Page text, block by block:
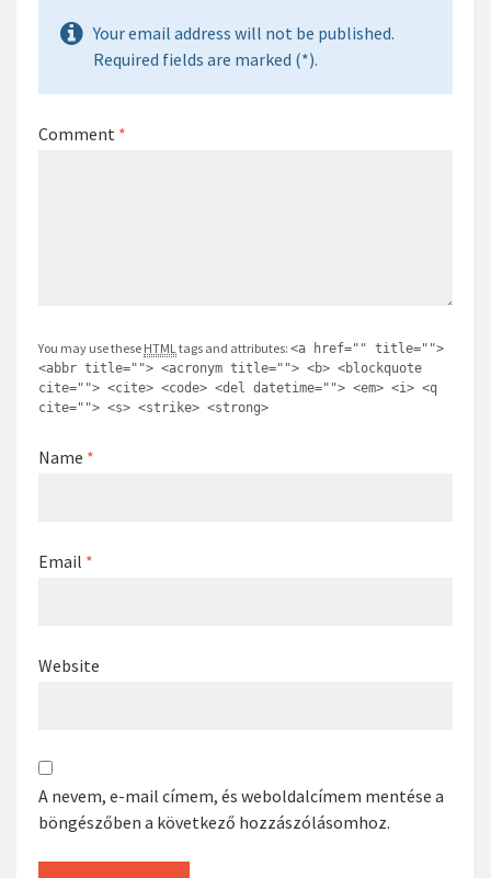
Your email address will not be published.
Required fields are marked (*).
Comment *
You may use these HTMLtags and attributes: <a href="" title="">
<abbr title=""> <acronym title=""> <b> <blockquote
cite=""> <cite> <code> <del datetime=""> <em> <i> <q
cite=""> <s> <strike> <strong>
Name *
Email *
Website
A nevem, e-mail címem, és weboldalcímem mentése a
böngészőben a következő hozzászólásomhoz.